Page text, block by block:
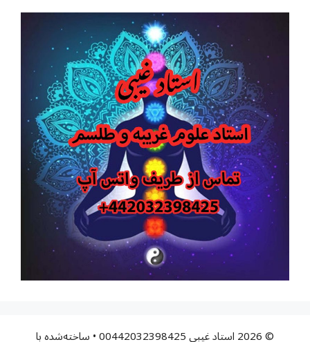
© 2026 استاد غیبی 00442032398425 • ساخته‌شده با